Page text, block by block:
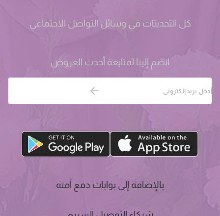
كل التحديثات في وسائل التواصل الاجتماعي
انضم إلينا لمتابعة أحدث العروض
بالإضافة إلى بوابات دفع آمنة